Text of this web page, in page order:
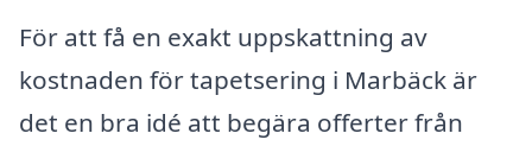
För att få en exakt uppskattning av
kostnaden för tapetsering i Marbäck är
det en bra idé att begära offerter från